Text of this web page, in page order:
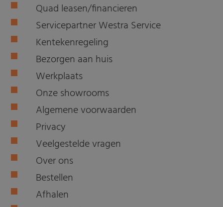
Quad leasen/financieren
Servicepartner Westra Service
Kentekenregeling
Bezorgen aan huis
Werkplaats
Onze showrooms
Algemene voorwaarden
Privacy
Veelgestelde vragen
Over ons
Bestellen
Afhalen